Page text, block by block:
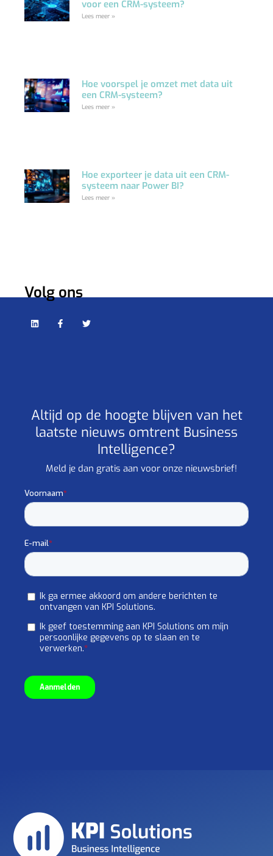
voor een CRM-systeem?
Lees meer »
Hoe voorspel je omzet met data uit
een CRM-systeem?
Lees meer »
Hoe exporteer je data uit een CRM-
systeem naar Power BI?
Lees meer »
Volg ons
Altijd op de hoogte blijven van het
laatste nieuws omtrent Business
Intelligence?
Meld je dan gratis aan voor onze nieuwsbrief!